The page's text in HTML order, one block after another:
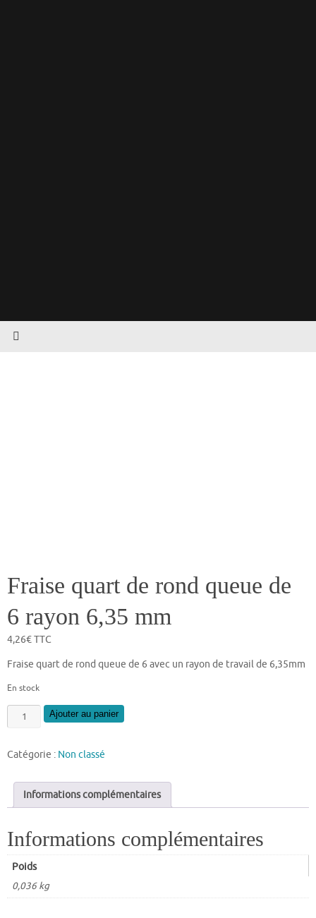
Fraise quart de rond queue de
6 rayon 6,35 mm
4,26€TTC
Fraise quart de rond queue de 6 avec un rayon de travail de 6,35mm
En stock
quantité
de
quart
rond
queue
6
6,35
mm
Ajouter au panier
Catégorie : Non classé
Informations complémentaires
Informations complémentaires
Poids
0,036 kg